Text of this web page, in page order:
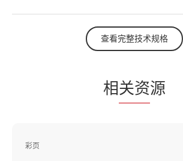
查看完整技术规格
相关资源
彩页